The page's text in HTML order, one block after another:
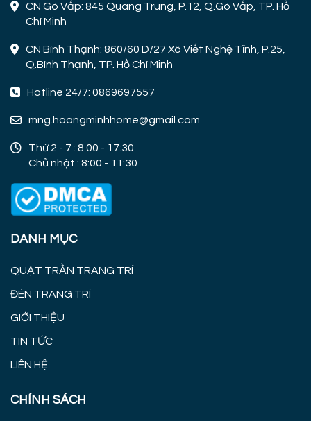
CN Gò Vấp: 845 Quang Trung, P.12, Q.Gò Vấp, TP. Hồ
Chí Minh
CN Bình Thạnh: 860/60 D/27 Xô Viết Nghệ Tĩnh, P.25,
Q.Bình Thạnh, TP. Hồ Chí Minh
Hotline 24/7: 0869697557
mng.hoangminhhome@gmail.com
Thứ 2 - 7 : 8:00 - 17:30
Chủ nhật : 8:00 - 11:30
DANH MỤC
QUẠT TRẦN TRANG TRÍ
ĐÈN TRANG TRÍ
GIỚI THIỆU
TIN TỨC
LIÊN HỆ
CHÍNH SÁCH